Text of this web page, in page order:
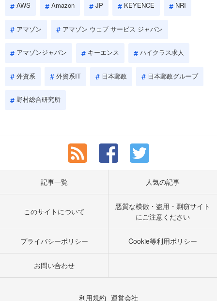
AWS Amazon JP KEYENCE NRI
アマゾン アマゾン ウェブ サービス ジャパン
アマゾンジャパン キーエンス ハイクラス求人
外資系 外資系IT 日本郵政 日本郵政グループ
野村総合研究所
記事一覧 人気の記事
このサイトについて
悪質な模倣・盗用・剽窃サイト
にご注意ください
プライバシーポリシー Cookie等利用ポリシー
お問い合わせ
利用規約 運営会社